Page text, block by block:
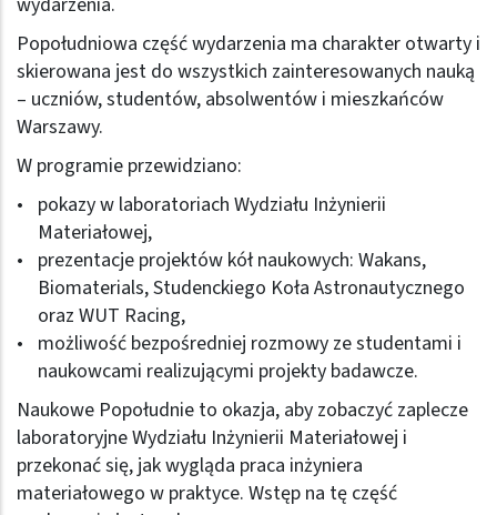
Popołudniowa część wydarzenia ma charakter otwarty i
skierowana jest do wszystkich zainteresowanych nauką
– uczniów, studentów, absolwentów i mieszkańców
Warszawy.
W programie przewidziano:
pokazy w laboratoriach Wydziału Inżynierii
Materiałowej,
prezentacje projektów kół naukowych: Wakans,
Biomaterials, Studenckiego Koła Astronautycznego
oraz WUT Racing,
możliwość bezpośredniej rozmowy ze studentami i
naukowcami realizującymi projekty badawcze.
Naukowe Popołudnie to okazja, aby zobaczyć zaplecze
laboratoryjne Wydziału Inżynierii Materiałowej i
przekonać się, jak wygląda praca inżyniera
materiałowego w praktyce. Wstęp na tę część